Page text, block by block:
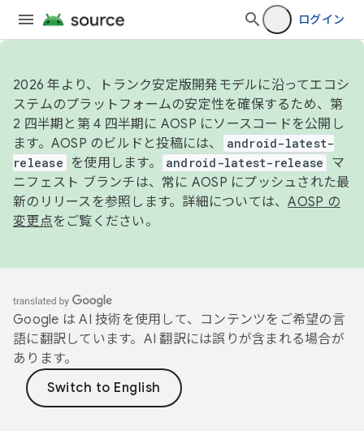
ログイン
2026 年より、トランク安定版開発モデルに沿ってエコシ
ステムのプラットフォームの安定性を確保するため、第
2 四半期と第 4 四半期に AOSP にソースコードを公開し
ます。AOSP のビルドと投稿には、
android-latest-
release
を使用します。 android-latest-release
マ
ニフェスト ブランチは、常に AOSP にプッシュされた最
新のリリースを参照します。詳細については、AOSP の
変更点をご覧ください。
Google は AI 技術を使用して、コンテンツをご希望の言
語に翻訳しています。AI 翻訳には誤りが含まれる場合が
あります。